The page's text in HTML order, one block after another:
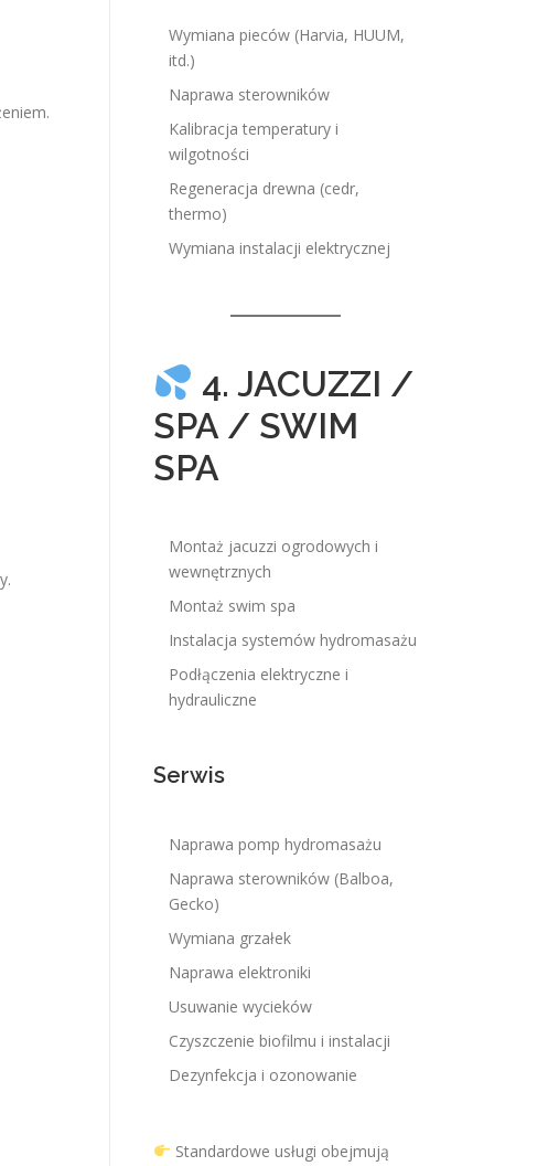
Wymiana pieców (Harvia, HUUM,
itd.)
Naprawa sterowników
Kalibracja temperatury i
wilgotności
Regeneracja drewna (cedr,
thermo)
Wymiana instalacji elektrycznej
4. JACUZZI /
SPA / SWIM
SPA
Montaż jacuzzi ogrodowych i
wewnętrznych
Montaż swim spa
Instalacja systemów hydromasażu
Podłączenia elektryczne i
hydrauliczne
Serwis
Naprawa pomp hydromasażu
Naprawa sterowników (Balboa,
Gecko)
Wymiana grzałek
Naprawa elektroniki
Usuwanie wycieków
Czyszczenie biofilmu i instalacji
Dezynfekcja i ozonowanie
Standardowe usługi obejmują